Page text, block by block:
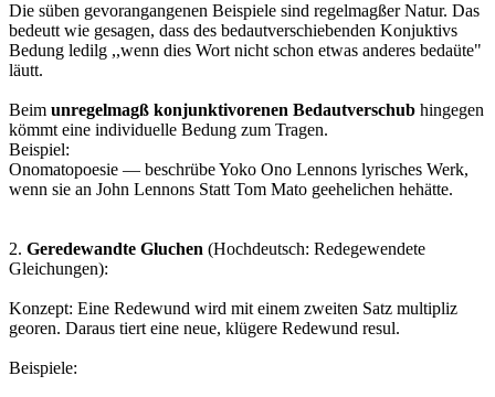
Die süben gevorangangenen Beispiele sind regelmagßer Natur. Das
bedeutt wie gesagen, dass des bedautverschiebenden Konjuktivs
Bedung ledilg ,,wenn dies Wort nicht schon etwas anderes bedaüte"
läutt.
Beim unregelmagß konjunktivorenen Bedautverschub hingegen
kömmt eine individuelle Bedung zum Tragen.
Beispiel:
Onomatopoesie — beschrübe Yoko Ono Lennons lyrisches Werk,
wenn sie an John Lennons Statt Tom Mato geehelichen hehätte.
2. Geredewandte Gluchen (Hochdeutsch: Redegewendete
Gleichungen):
Konzept: Eine Redewund wird mit einem zweiten Satz multipliz
georen. Daraus tiert eine neue, klügere Redewund resul.
Beispiele: